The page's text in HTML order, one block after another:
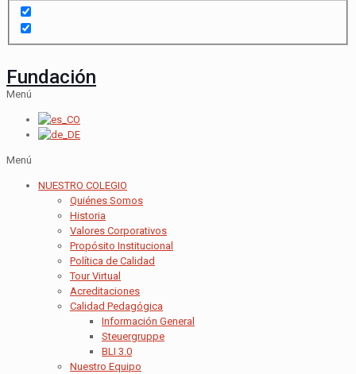
Fundación
Menú
Menú
NUESTRO COLEGIO
Quiénes Somos
Historia
Valores Corporativos
Propósito Institucional
Política de Calidad
Tour Virtual
Acreditaciones
Calidad Pedagógica
Información General
Steuergruppe
BLI 3.0
Nuestro Equipo